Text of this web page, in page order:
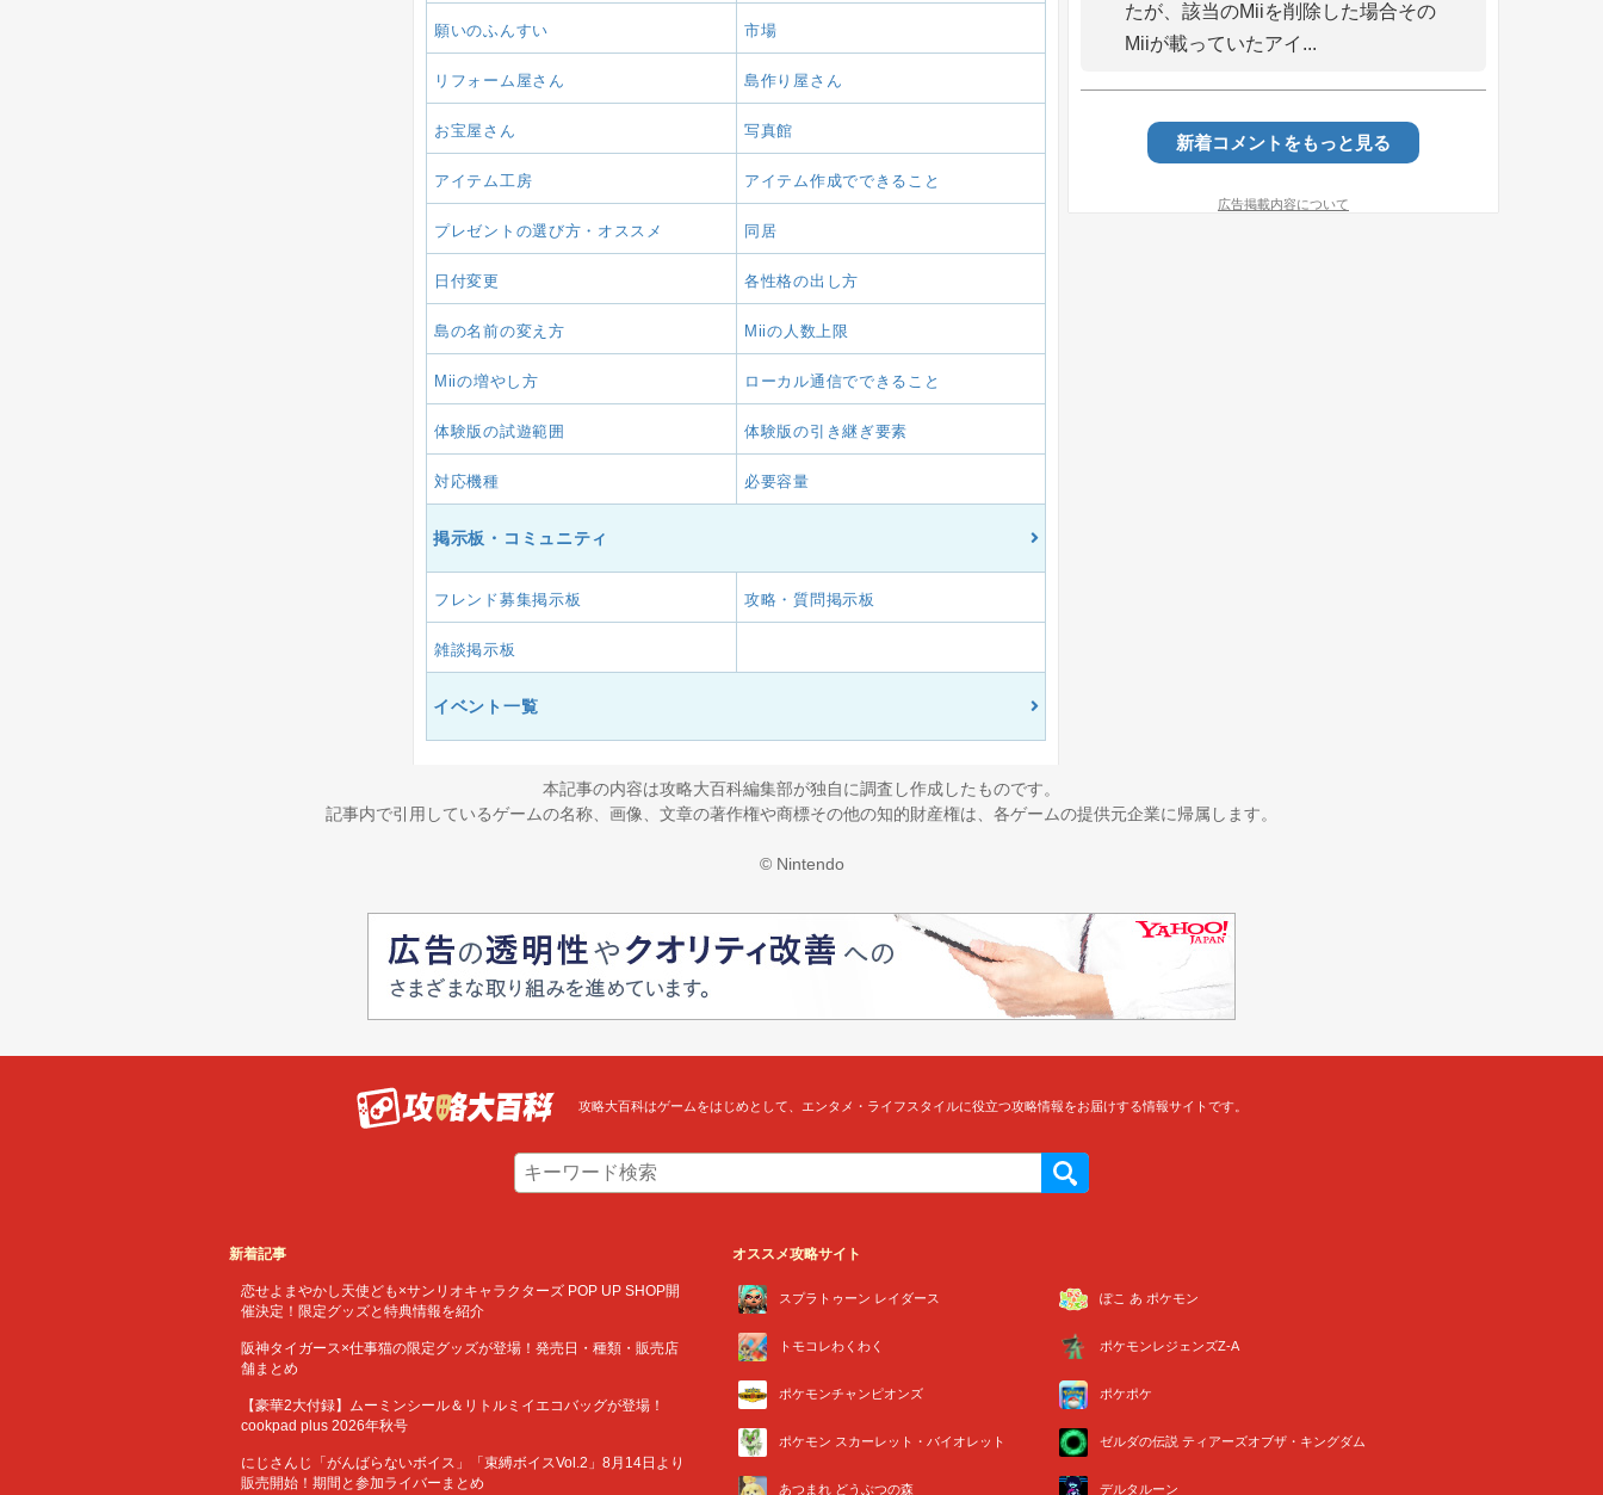
願いのふんすい 市場
リフォーム屋さん 島作り屋さん
お宝屋さん 写真館
アイテム工房 アイテム作成でできること
プレゼントの選び方・オススメ 同居
日付変更 各性格の出し方
島の名前の変え方 Miiの人数上限
Miiの増やし方 ローカル通信でできること
体験版の試遊範囲 体験版の引き継ぎ要素
対応機種 必要容量
掲示板・コミュニティ
フレンド募集掲示板 攻略・質問掲示板
雑談掲示板
イベント一覧
たが、該当のMiiを削除した場合その
Miiが載っていたアイ...
新着コメントをもっと見る
広告掲載内容について
本記事の内容は攻略大百科編集部が独自に調査し作成したものです。
記事内で引用しているゲームの名称、画像、文章の著作権や商標その他の知的財産権は、各ゲームの提供元企業に帰属します。
© Nintendo
攻略大百科はゲームをはじめとして、エンタメ・ライフスタイルに役立つ攻略情報をお届けする情報サイトです。
新着記事
恋せよまやかし天使ども×サンリオキャラクターズ POP UP SHOP開
催決定！限定グッズと特典情報を紹介
阪神タイガース×仕事猫の限定グッズが登場！発売日・種類・販売店
舗まとめ
【豪華2大付録】ムーミンシール＆リトルミイエコバッグが登場！
cookpad plus 2026年秋号
にじさんじ「がんばらないボイス」「束縛ボイスVol.2」8月14日より
販売開始！期間と参加ライバーまとめ
オススメ攻略サイト
スプラトゥーン レイダース ぽこ あ ポケモン
トモコレわくわく ポケモンレジェンズZ-A
ポケモンチャンピオンズ ポケポケ
ポケモン スカーレット・バイオレット ゼルダの伝説 ティアーズオブザ・キングダム
あつまれ どうぶつの森 デルタルーン